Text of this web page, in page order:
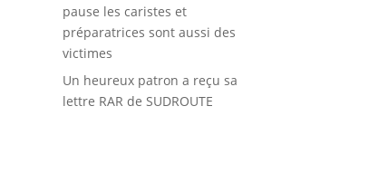
pause les caristes et
préparatrices sont aussi des
victimes
Un heureux patron a reçu sa
lettre RAR de SUDROUTE